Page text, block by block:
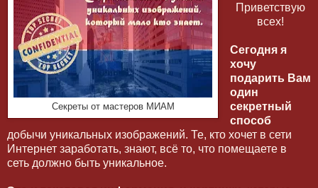
Секреты от мастеров МИАМ
Приветствую
всех!
Сегодня я
хочу
подарить Вам
один
секретный
способ
добычи уникальных изображений. Те, кто хочет в сети
Интернет заработать, знают, всё то, что помещаете в
сеть должно быть уникальное.